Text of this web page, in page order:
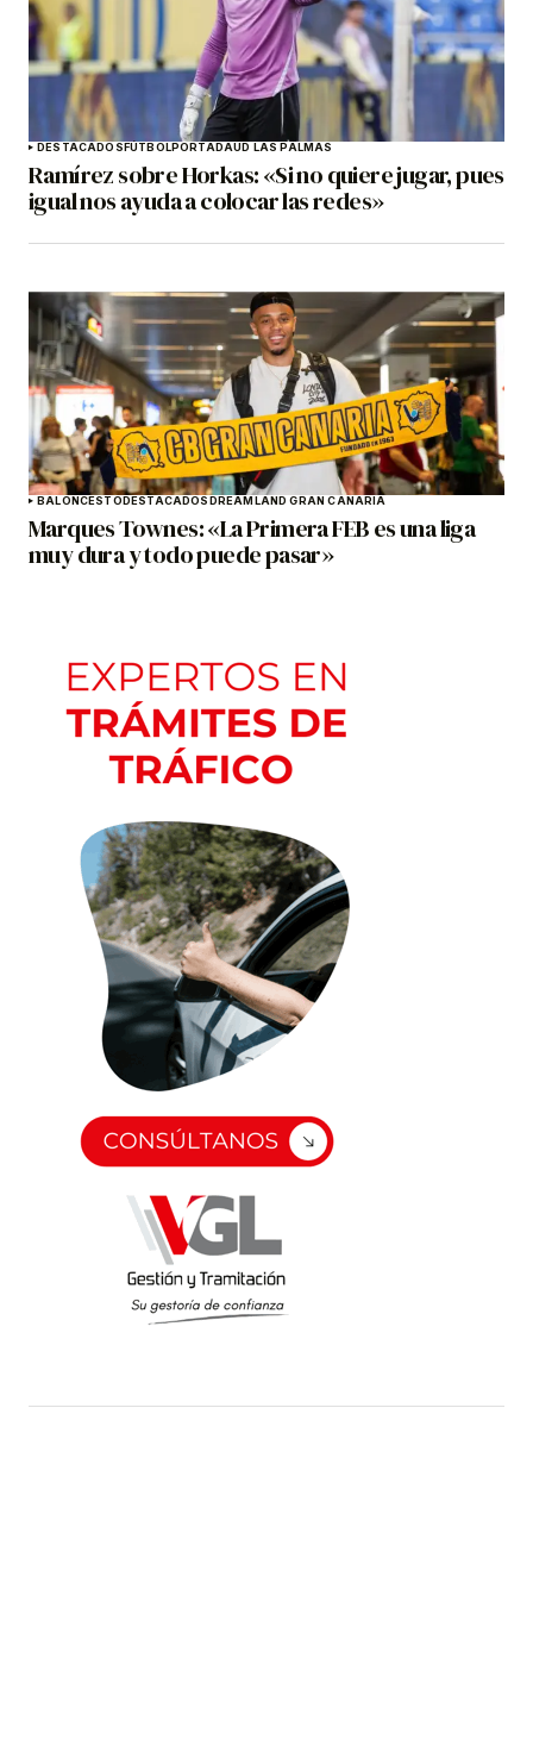
DESTACADOSFÚTBOLPORTADAUD LAS PALMAS
Ramírez sobre Horkas: «Si no quiere jugar, pues
igual nos ayuda a colocar las redes»
BALONCESTODESTACADOSDREAMLAND GRAN CANARIA
Marques Townes: «La Primera FEB es una liga
muy dura y todo puede pasar»